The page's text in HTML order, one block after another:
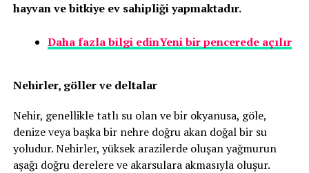
hayvan ve bitkiye ev sahipliği yapmaktadır.
Daha fazla bilgi edinYeni bir pencerede açılır
Nehirler, göller ve deltalar
Nehir, genellikle tatlı su olan ve bir okyanusa, göle,
denize veya başka bir nehre doğru akan doğal bir su
yoludur. Nehirler, yüksek arazilerde oluşan yağmurun
aşağı doğru derelere ve akarsulara akmasıyla oluşur.